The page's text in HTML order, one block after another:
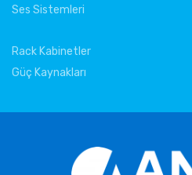
Ses Sistemleri
Rack Kabinetler
Güç Kaynakları